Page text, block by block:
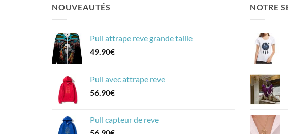
NOUVEAUTÉS
Pull attrape reve grande taille
49.90€
Pull avec attrape reve
56.90€
Pull capteur de reve
NOTRE